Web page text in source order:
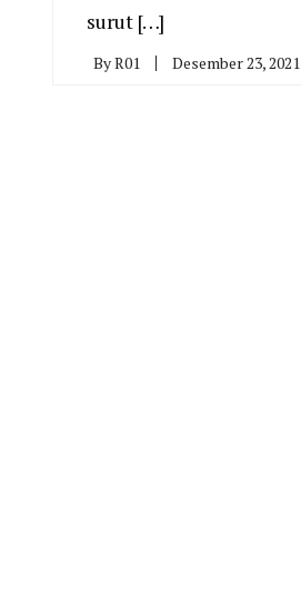
surut […]
ByR01 Desember 23, 2021